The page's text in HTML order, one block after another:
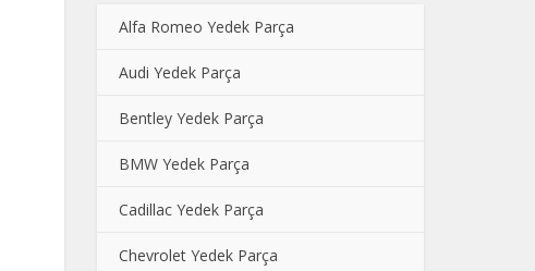
Alfa Romeo Yedek Parça
Audi Yedek Parça
Bentley Yedek Parça
BMW Yedek Parça
Cadillac Yedek Parça
Chevrolet Yedek Parça